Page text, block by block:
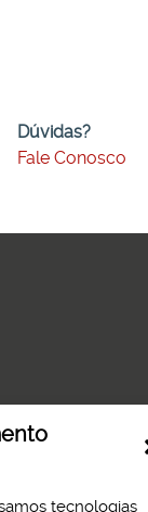
tecnologias
Dúvidas?
Fale Conosco